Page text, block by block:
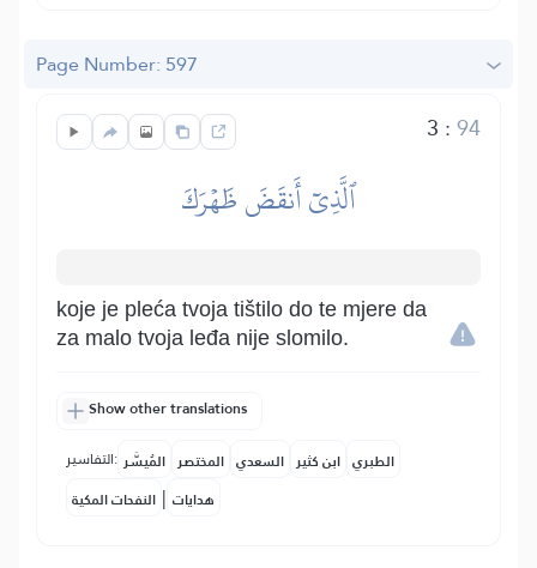
Page Number: 597
3 :94
ٱلَّذِيٓ أَنقَضَ ظَهۡرَكَ
koje je pleća tvoja tištilo do te mjere da
za malo tvoja leđa nije slomilo.
Show other translations
التفاسير: المُيسَّر المختصر السعدي ابن كثير الطبري
النفحات المكية | هدايات